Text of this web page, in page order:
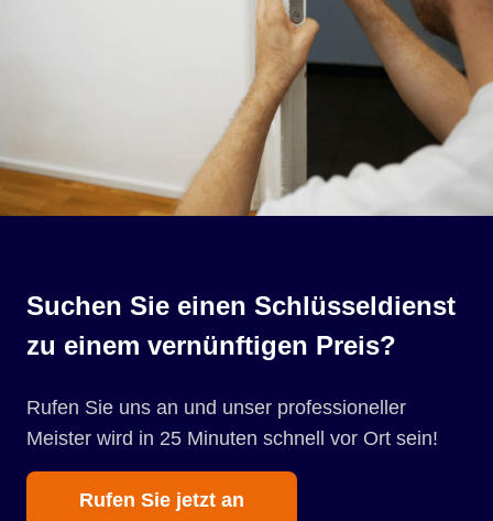
Suchen Sie einen Schlüsseldienst
zu einem vernünftigen Preis?
Rufen Sie uns an und unser professioneller
Meister wird in 25 Minuten schnell vor Ort sein!
Rufen Sie jetzt an